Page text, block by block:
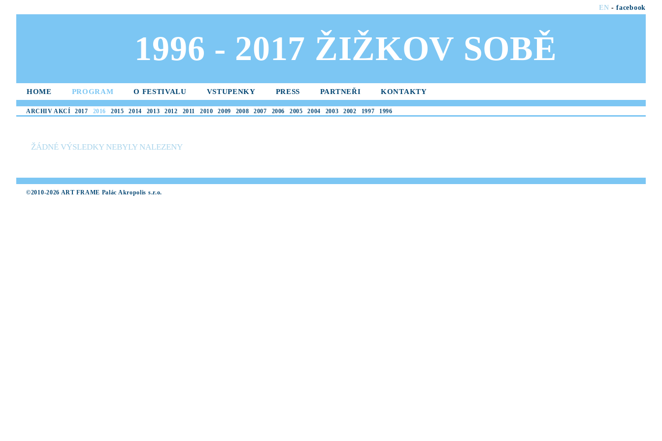
EN -facebook
1996 - 2017 ŽIŽKOV SOBĚ
HOME PROGRAM O FESTIVALU VSTUPENKY PRESS PARTNEŘI KONTAKTY
ARCHIV AKCÍ 2017 2016 2015 2014 2013 2012 2011 2010 2009 2008 2007 2006 2005 2004 2003 2002 1997 1996
ŽÁDNÉ VÝSLEDKY NEBYLY NALEZENY
©2010-2026 ART FRAME Palác Akropolis s.r.o.